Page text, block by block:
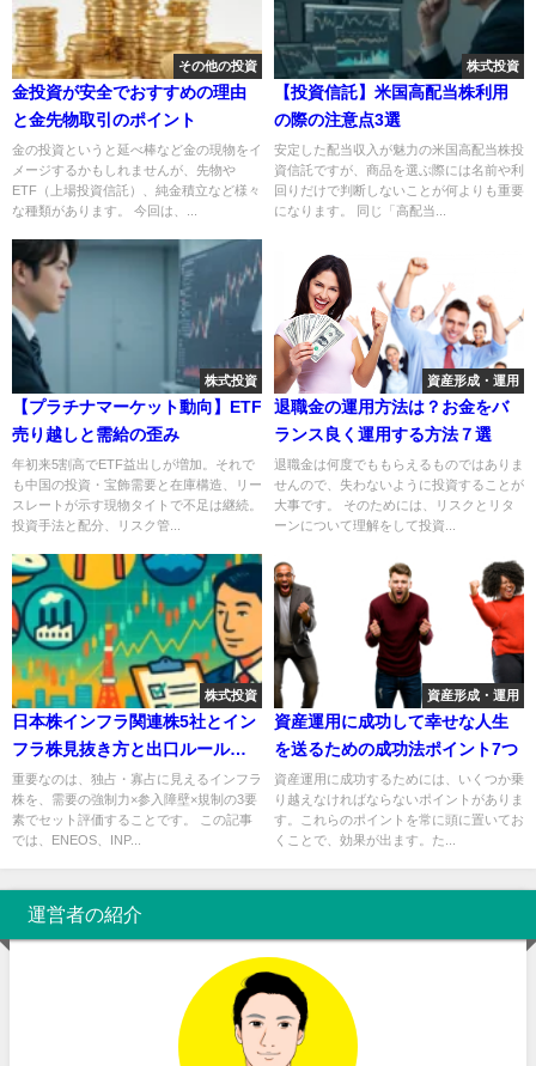
その他の投資
金投資が安全でおすすめの理由
と金先物取引のポイント
金の投資というと延べ棒など金の現物をイ
メージするかもしれませんが、先物や
ETF（上場投資信託）、純金積立など様々
な種類があります。 今回は、...
株式投資
【投資信託】米国高配当株利用
の際の注意点3選
安定した配当収入が魅力の米国高配当株投
資信託ですが、商品を選ぶ際には名前や利
回りだけで判断しないことが何よりも重要
になります。 同じ「高配当...
株式投資
【プラチナマーケット動向】ETF
売り越しと需給の歪み
年初来5割高でETF益出しが増加。それで
も中国の投資・宝飾需要と在庫構造、リー
スレートが示す現物タイトで不足は継続。
投資手法と配分、リスク管...
資産形成・運用
退職金の運用方法は？お金をバ
ランス良く運用する方法７選
退職金は何度でももらえるものではありま
せんので、失わないように投資することが
大事です。 そのためには、リスクとリタ
ーンについて理解をして投資...
株式投資
日本株インフラ関連株5社とイン
フラ株見抜き方と出口ルールチ
ェックリスト
重要なのは、独占・寡占に見えるインフラ
株を、需要の強制力×参入障壁×規制の3要
素でセット評価することです。 この記事
では、ENEOS、INP...
資産形成・運用
資産運用に成功して幸せな人生
を送るための成功法ポイント7つ
資産運用に成功するためには、いくつか乗
り越えなければならないポイントがありま
す。これらのポイントを常に頭に置いてお
くことで、効果が出ます。た...
運営者の紹介